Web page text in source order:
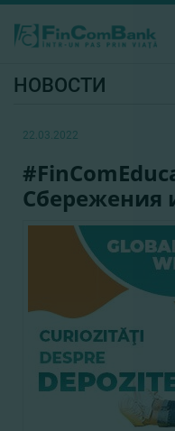
НОВОСТИ
22.03.2022
Сбережения